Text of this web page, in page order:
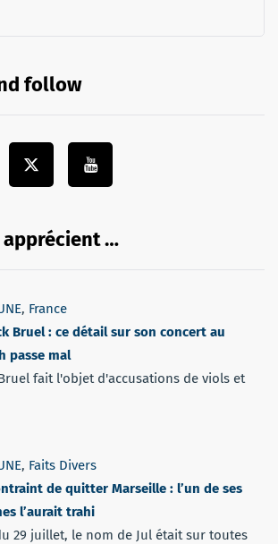
follow
apprécient …
, France
Bruel : ce détail sur son concert au
passe mal
fait l'objet d'accusations de viols et
, Faits Divers
de quitter Marseille : l’un de ses
l’aurait trahi
29 juillet, le nom de Jul était sur toutes